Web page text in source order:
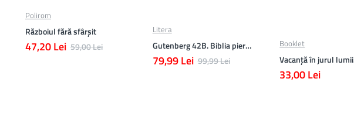
Polirom
Războiul fără sfârşit
47,20 Lei 59,00 Lei
Litera
Gutenberg 42B. Biblia pierduta
79,99 Lei 99,99 Lei
Booklet
33,00 Lei